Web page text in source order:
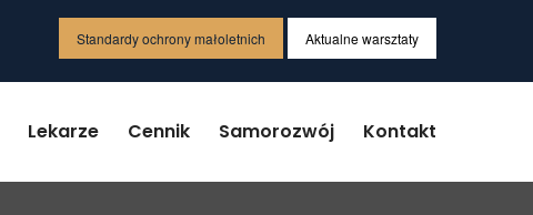
Standardy ochrony małoletnich Aktualne warsztaty
Lekarze Cennik Samorozwój Kontakt